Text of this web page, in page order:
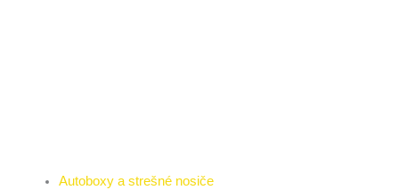
Autoboxy a strešné nosiče